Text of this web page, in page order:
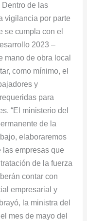
de las
vigilancia por parte
se cumpla con el
2023 –
mano de obra local
como mínimo, el
y
para
“El ministerio del
de la
elaboraremos
las empresas que
de la fuerza
contar con
empresarial y
la ministra del
mes de mayo del